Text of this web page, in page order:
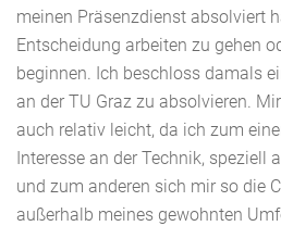
meinen Präsenzdienst absolviert
Entscheidung arbeiten zu gehen
beginnen. Ich beschloss damals
an der TU Graz zu absolvieren.
auch relativ leicht, da ich zum
Interesse an der Technik, speziell
und zum anderen sich mir so die
außerhalb meines gewohnten